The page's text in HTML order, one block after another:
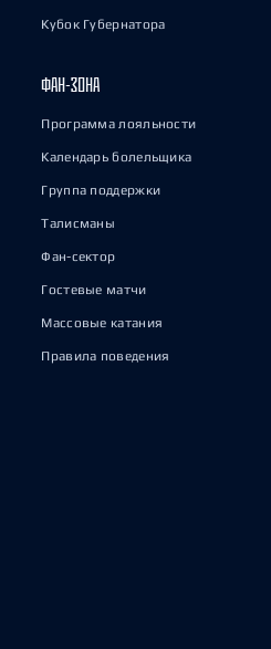
Кубок Губернатора
ФАН-ЗОНА
Программа лояльности
Календарь болельщика
Группа поддержки
Талисманы
Фан-сектор
Гостевые матчи
Массовые катания
Правила поведения